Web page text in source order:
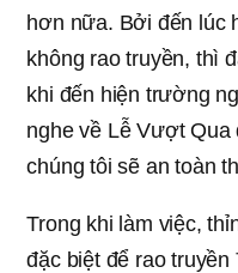
hơn nữa. Bởi đến lúc
không rao truyền, thì
khi đến hiện trường
nghe về Lễ Vượt Qua
chúng tôi sẽ an toàn
Trong khi làm việc,
đặc biệt để rao truyền